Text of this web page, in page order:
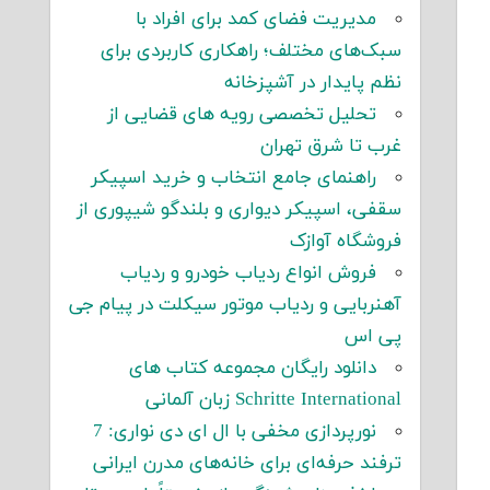
مدیریت فضای کمد برای افراد با
سبک‌های مختلف؛ راهکاری کاربردی برای
نظم پایدار در آشپزخانه
تحلیل تخصصی رویه های قضایی از
غرب تا شرق تهران
راهنمای جامع انتخاب و خرید اسپیکر
سقفی، اسپیکر دیواری و بلندگو شیپوری از
فروشگاه آوازک
فروش انواع ردیاب خودرو و ردیاب
آهنربایی و ردیاب موتور سیکلت در پیام جی
پی اس
دانلود رایگان مجموعه کتاب های
Schritte International زبان آلمانی
نورپردازی مخفی با ال ای دی نواری: 7
ترفند حرفه‌ای برای خانه‌های مدرن ایرانی